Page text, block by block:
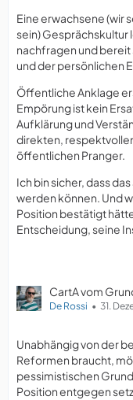
Eine erwachsene (wir
sein) Gesprächskultur
nachfragen und bereit
und der persönlichen
Öffentliche Anklage
Empörung ist kein
Aufklärung und
direkten,
öffentlichen Pranger.
Ich bin sicher, dass
werden können. Und
Position bestätigt
Entscheidung, seine
CartA vom
De Rossi 31.
Unabhängig von der
Reformen braucht,
pessimistischen
Position entgegen